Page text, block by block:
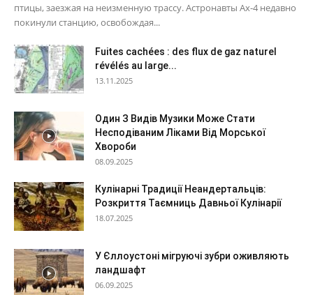
птицы, заезжая на неизменную трассу. Астронавты Ax-4 недавно
покинули станцию, освобождая...
Fuites cachées : des flux de gaz naturel
révélés au large...
13.11.2025
Один З Видів Музики Може Стати
Несподіваним Ліками Від Морської
Хвороби
08.09.2025
Кулінарні Традиції Неандертальців:
Розкриття Таємниць Давньої Кулінарії
18.07.2025
У Єллоустоні мігруючі зубри оживляють
ландшафт
06.09.2025